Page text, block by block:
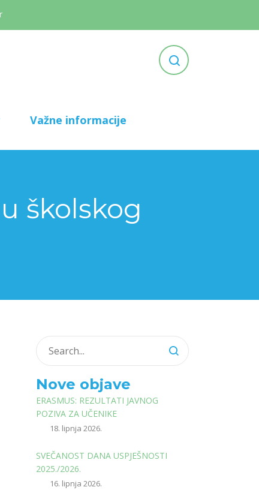
Važne informacije
školskog
Nove objave
ERASMUS: REZULTATI JAVNOG
POZIVA ZA UČENIKE
18. lipnja 2026.
SVEČANOST DANA USPJEŠNOSTI
2025./2026.
16. lipnja 2026.